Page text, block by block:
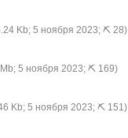
Kb; 5 ноября 2023; ⛏ 28)
5 ноября 2023; ⛏ 169)
Kb; 5 ноября 2023; ⛏ 151)